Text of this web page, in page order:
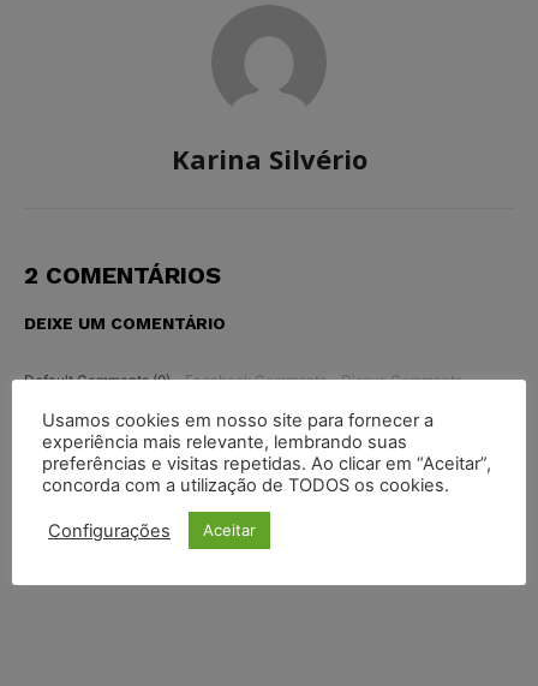
Karina Silvério
2 COMENTÁRIOS
DEIXE UM COMENTÁRIO
Default Comments (0) Facebook Comments Disqus Comments
Usamos cookies em nosso site para fornecer a
experiência mais relevante, lembrando suas
preferências e visitas repetidas. Ao clicar em “Aceitar”,
concorda com a utilização de TODOS os cookies.
Configurações Aceitar